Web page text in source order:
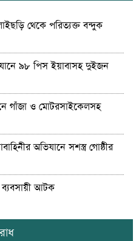
থেকে পরিত্যক্ত বন্দুক
৯৮ পিস ইয়াবাসহ দুইজন
গাঁজা ও মোটরসাইকেলসহ
অভিযানে সশস্ত্র গোষ্ঠীর
ব্যবসায়ী আটক